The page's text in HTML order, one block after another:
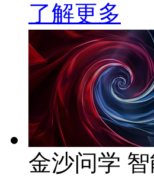
了解更多
金沙问学